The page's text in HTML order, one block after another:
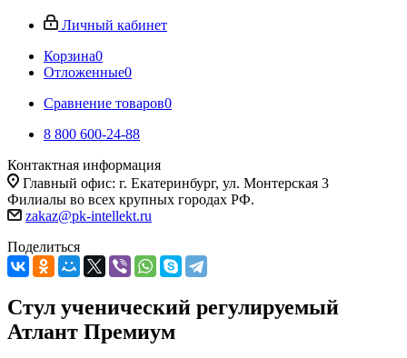
Личный кабинет
Корзина0
Отложенные0
Сравнение товаров0
8 800 600-24-88
Контактная информация
Главный офис: г. Екатеринбург, ул. Монтерская 3
Филиалы во всех крупных городах РФ.
zakaz@pk-intellekt.ru
Поделиться
Стул ученический регулируемый
Атлант Премиум